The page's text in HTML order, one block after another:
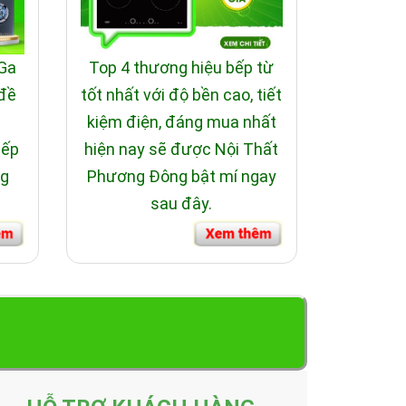
Top 4 thương hiệu bếp từ
tốt nhất với độ bền cao, tiết
kiệm điện, đáng mua nhất
hiện nay sẽ được Nội Thất
Phương Đông bật mí ngay
sau đây.